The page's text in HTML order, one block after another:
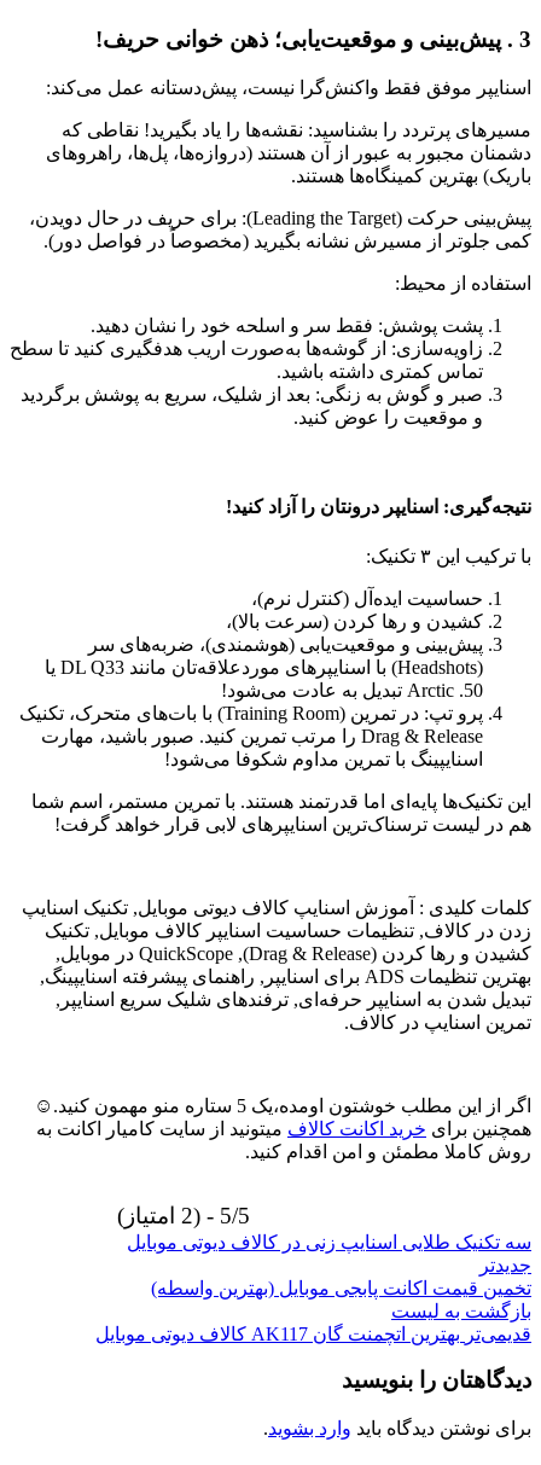
3 . پیش‌بینی و موقعیت‌یابی؛ ذهن خوانی حریف!
اسنایپر موفق فقط واکنش‌گرا نیست، پیش‌دستانه عمل می‌کند:
مسیرهای پرتردد را بشناسید: نقشه‌ها را یاد بگیرید! نقاطی که
دشمنان مجبور به عبور از آن هستند (دروازه‌ها، پل‌ها، راهروهای
باریک) بهترین کمینگاه‌ها هستند.
پیش‌بینی حرکت (Leading the Target): برای حریف در حال دویدن،
کمی جلوتر از مسیرش نشانه بگیرید (مخصوصاً در فواصل دور).
استفاده از محیط:
پشت پوشش: فقط سر و اسلحه خود را نشان دهید.
زاویه‌سازی: از گوشه‌ها به‌صورت اریب هدفگیری کنید تا سطح
تماس کمتری داشته باشید.
صبر و گوش به زنگی: بعد از شلیک، سریع به پوشش برگردید
و موقعیت را عوض کنید.
نتیجه‌گیری: اسنایپر درونتان را آزاد کنید!
با ترکیب این ۳ تکنیک:
حساسیت ایده‌آل (کنترل نرم)،
کشیدن و رها کردن (سرعت بالا)،
پیش‌بینی و موقعیت‌یابی (هوشمندی)، ضربه‌های سر
(Headshots) با اسنایپرهای موردعلاقه‌تان مانند DL Q33 یا
Arctic .50 تبدیل به عادت می‌شود!
پرو تپ: در تمرین (Training Room) با بات‌های متحرک، تکنیک
Drag & Release را مرتب تمرین کنید. صبور باشید، مهارت
اسنایپینگ با تمرین مداوم شکوفا می‌شود!
این تکنیک‌ها پایه‌ای اما قدرتمند هستند. با تمرین مستمر، اسم شما
هم در لیست ترسناک‌ترین اسنایپرهای لابی قرار خواهد گرفت!
کلمات کلیدی : آموزش اسنایپ کالاف دیوتی موبایل, تکنیک اسنایپ
زدن در کالاف, تنظیمات حساسیت اسنایپر کالاف موبایل, تکنیک
کشیدن و رها کردن (Drag & Release), QuickScope در موبایل,
بهترین تنظیمات ADS برای اسنایپر, راهنمای پیشرفته اسنایپینگ,
تبدیل شدن به اسنایپر حرفه‌ای, ترفندهای شلیک سریع اسنایپر,
تمرین اسنایپ در کالاف.
اگر از این مطلب خوشتون اومده،یک 5 ستاره منو مهمون کنید.☺
همچنین برای خرید اکانت کالاف میتونید از سایت کامیار اکانت به
روش کاملا مطمئن و امن اقدام کنید.
5/5 - (2 امتیاز)
سه تکنیک طلایی اسنایپ زنی در کالاف دیوتی موبایل
جدیدتر
تخمین قیمت اکانت پابجی موبایل (بهترین واسطه)
بازگشت به لیست
قدیمی‌تر بهترین اتچمنت گان AK117 کالاف دیوتی موبایل
دیدگاهتان را بنویسید
برای نوشتن دیدگاه باید وارد بشوید.